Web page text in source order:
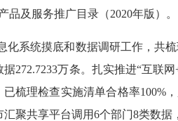
品及服务推广目录（2020年版）。
统摸底和数据调研工作，共梳
272.7233万条。扎实推进“互联
梳理检查实施清单合格率100%
聚共享平台调用6个部门8类数